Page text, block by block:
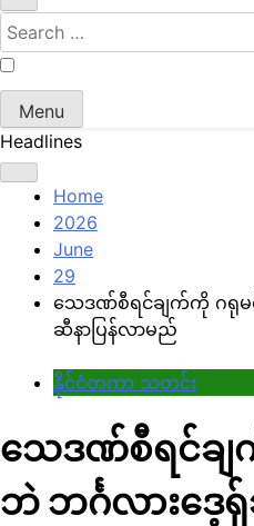
Search
for:
Menu
Headlines
Home
2026
June
29
သေဒဏ်စီရင်ချက်ကို ဂရု
ဆီနာပြန်လာမည်
နိုင်ငံတကာ သတင်း
သေဒဏ်စီရင်ခ
ဘဲ ဘင်္ဂလားဒ